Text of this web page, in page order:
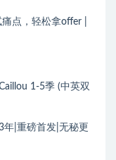
点，轻松拿offer |
1-5季 (中英双
年|重磅首发|无秘更